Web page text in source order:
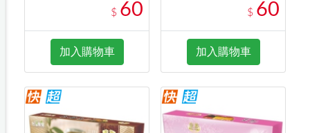
$ 60
加入購物車
$ 60
加入購物車